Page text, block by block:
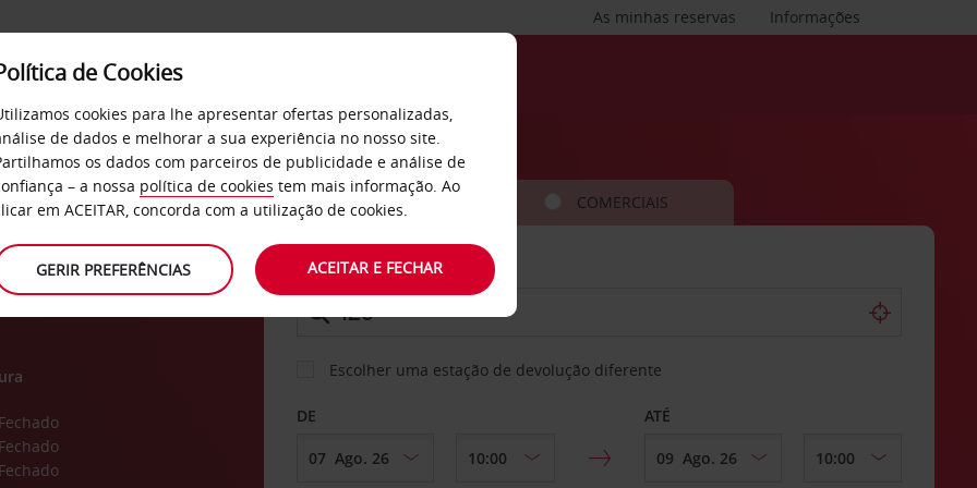
Informações
As minhas reservas
SERVIÇOS EMPRESAS
Fechado
Fechado
Fechado
CARRO COMERCIAIS
LEVANTAR EM
Escolher uma estação de devolução diferente
DE ATÉ
de Cookies
cookies para lhe apresentar ofertas personalizadas,
de dados e melhorar a sua experiência no nosso site.
os dados com parceiros de publicidade e análise de
– a nossa política de cookies tem mais informação. Ao
em ACEITAR, concorda com a utilização de cookies.
GERIR PREFERÊNCIAS ACEITAR E FECHAR